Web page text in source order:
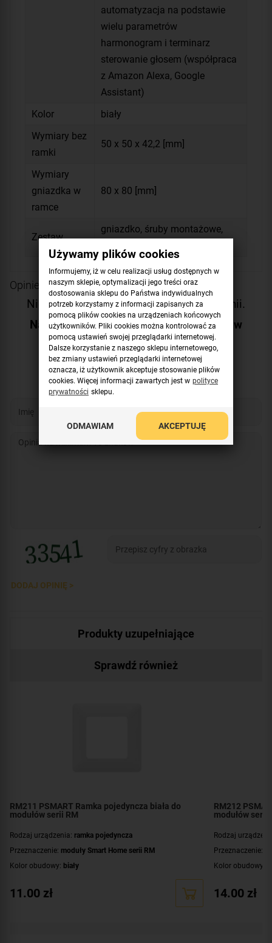
automatyzacja na podstawie
wielu parametrów
harmonogram i terminarz
sterowanie głosem (współpraca
z Amazon Alexa, Google
Assistant)
Kolor
biały
Wymiary bez
ramki
50 x 50 x 42,2 [mm]
Wymiary
gniazdka w
ramce
80 x 80 [mm]
Zestaw
gniazdko, śruby montażowe,
Opinie o produkcie
Niestety produkt nie posiada żadnej opinii.
Napisz pierwszą opinię i pomóż innym w
wyborze!
Dodaj opinię
DODAJ OPINIĘ >
Produkty uzupełniające
Sprawdź również
RM211 PSMART Ramka pojedyncza biała do
modułów serii RM
Rodzaj urządzenia: ramka pojedyncza
Przeznaczenie: moduły Smart Home serii RM
Kolor obudowy: biały
11.00 zł
RM212
modułów serii
Rodzaj
Przeznaczenie:
Kolor obudowy:
14.00 zł
Używamy plików cookies
Informujemy, iż w celu realizacji usług dostępnych w
naszym sklepie, optymalizacji jego treści oraz
dostosowania sklepu do Państwa indywidualnych
potrzeb korzystamy z informacji zapisanych za
pomocą plików cookies na urządzeniach końcowych
użytkowników. Pliki cookies można kontrolować za
pomocą ustawień swojej przeglądarki internetowej.
Dalsze korzystanie z naszego sklepu internetowego,
bez zmiany ustawień przeglądarki internetowej
oznacza, iż użytkownik akceptuje stosowanie plików
cookies. Więcej informacji zawartych jest w polityce
prywatności sklepu.
ODMAWIAM AKCEPTUJĘ